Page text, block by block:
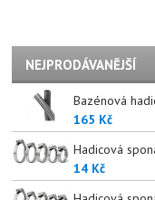
NEJPRODÁVANĚJŠÍ
Bazénová
165 Kč
Hadicová
14 Kč